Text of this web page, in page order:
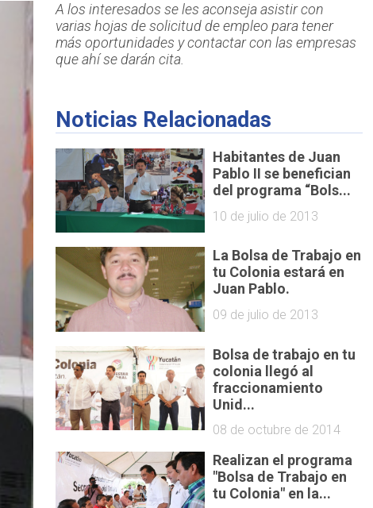
A los interesados se les aconseja asistir con
varias hojas de solicitud de empleo para tener
más oportunidades y contactar con las empresas
que ahí se darán cita.
Noticias Relacionadas
Habitantes de Juan
Pablo II se benefician
del programa “Bols...
10 de julio de 2013
La Bolsa de Trabajo en
tu Colonia estará en
Juan Pablo.
09 de julio de 2013
Bolsa de trabajo en tu
colonia llegó al
fraccionamiento
Unid...
08 de octubre de 2014
Realizan el programa
"Bolsa de Trabajo en
tu Colonia" en la...